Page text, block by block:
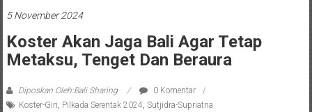
5 November 2024
Koster Akan Jaga Bali Agar Tetap
Metaksu, Tenget Dan Beraura
Diposkan Oleh:Bali Sharing
0 Komentar
Koster-Giri Pilkada Serentak 2024 Sutjidra-Supriatna